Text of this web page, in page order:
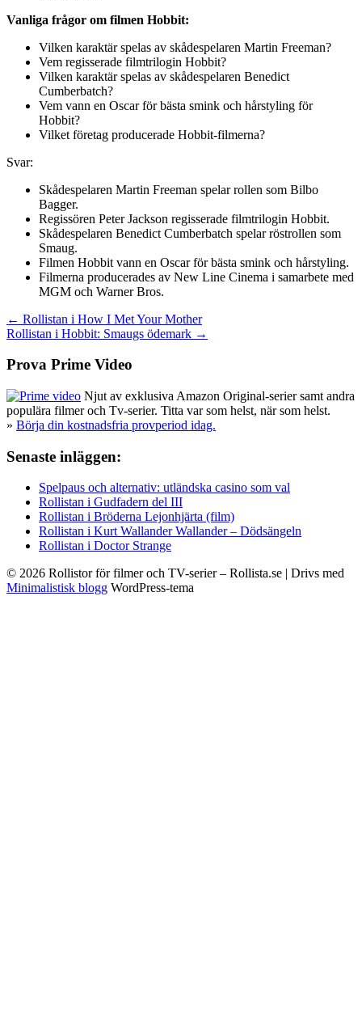
Vanliga frågor om filmen Hobbit:
Vilken karaktär spelas av skådespelaren Martin Freeman?
Vem regisserade filmtrilogin Hobbit?
Vilken karaktär spelas av skådespelaren Benedict
Cumberbatch?
Vem vann en Oscar för bästa smink och hårstyling för
Hobbit?
Vilket företag producerade Hobbit-filmerna?
Svar:
Skådespelaren Martin Freeman spelar rollen som Bilbo
Bagger.
Regissören Peter Jackson regisserade filmtrilogin Hobbit.
Skådespelaren Benedict Cumberbatch spelar röstrollen som
Smaug.
Filmen Hobbit vann en Oscar för bästa smink och hårstyling.
Filmerna producerades av New Line Cinema i samarbete med
MGM och Warner Bros.
Inläggsnavigering
← Rollistan i How I Met Your Mother
Rollistan i Hobbit: Smaugs ödemark →
Prova Prime Video
Njut av exklusiva Amazon Original-serier samt andra
populära filmer och Tv-serier. Titta var som helst, när som helst.
» Börja din kostnadsfria provperiod idag.
Senaste inläggen:
Spelpaus och alternativ: utländska casino som val
Rollistan i Gudfadern del III
Rollistan i Bröderna Lejonhjärta (film)
Rollistan i Kurt Wallander Wallander – Dödsängeln
Rollistan i Doctor Strange
© 2026 Rollistor för filmer och TV-serier – Rollista.se | Drivs med
Minimalistisk blogg WordPress-tema